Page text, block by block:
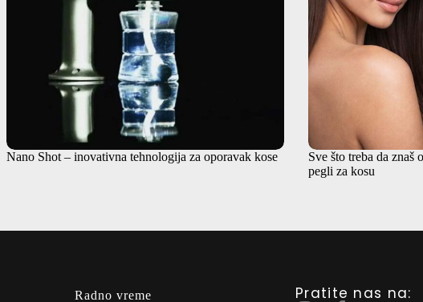
Nano Shot – inovativna tehnologija za oporavak kose
Sve što treba da znaš
pegli za kosu
Radno vreme Pratite nas na: